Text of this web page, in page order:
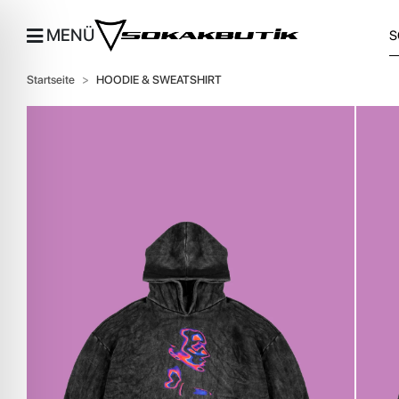
MENÜ
Startseite HOODIE & SWEATSHIRT